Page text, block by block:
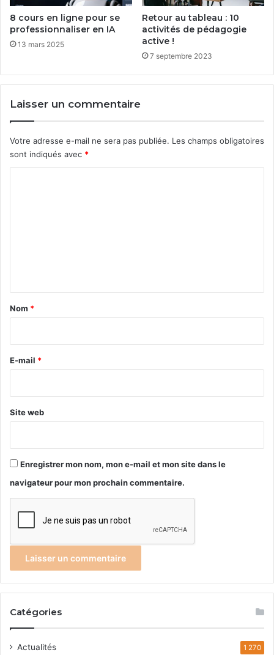
8 cours en ligne pour se
professionnaliser en IA
13 mars 2025
Retour au tableau : 10
activités de pédagogie
active !
7 septembre 2023
Laisser un commentaire
Votre adresse e-mail ne sera pas publiée. Les champs obligatoires
sont indiqués avec *
a
e
Nom *
E-mail *
Site web
Enregistrer mon nom, mon e-mail et mon site dans le
navigateur pour mon prochain commentaire.
Catégories
Actualités 1 270